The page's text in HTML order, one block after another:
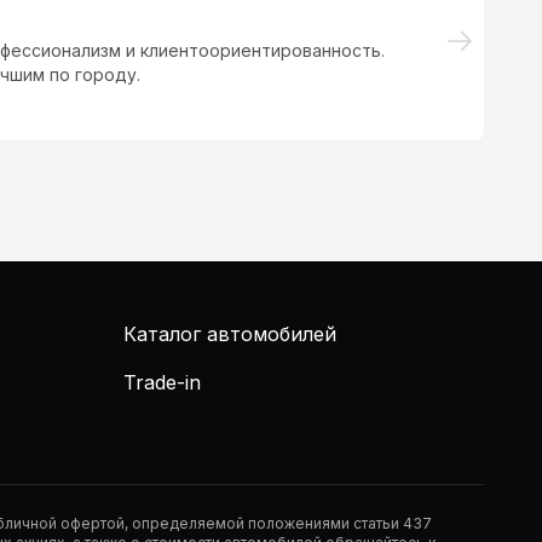
и клиентоориентированность.
по городу.
Каталог автомобилей
Trade-in
офертой, определяемой положениями статьи 437